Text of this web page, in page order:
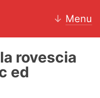
↓ Menu
rovescia
ed